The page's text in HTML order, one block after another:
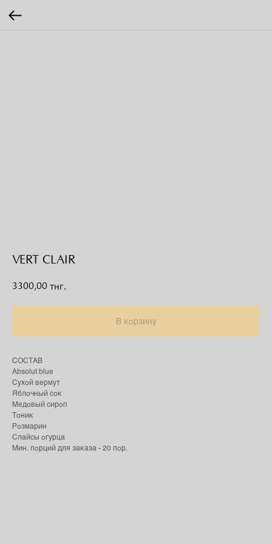
VERT CLAIR
3300,00 тнг.
В корзину
СОСТАВ
Absolut blue
Сухой вермут
Яблочный сок
Медовый сироп
Тоник
Розмарин
Слайсы огурца
Мин. порций для заказа - 20 пор.